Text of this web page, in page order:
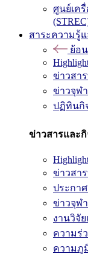
ศูนย์เค
สาระความรู้
ย้อ
ข่าวสา
ข่าวจุฬ
ปฏิทินกิ
ข่าวสารและ
ข่าวสา
ประกา
ข่าวจุฬ
งานวิจั
ความร่
ความภู